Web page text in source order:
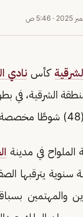
· 5:46 ص
كأس نادي
الشرقية،
في مدينة
سنوية يترقبها
والمهتمين